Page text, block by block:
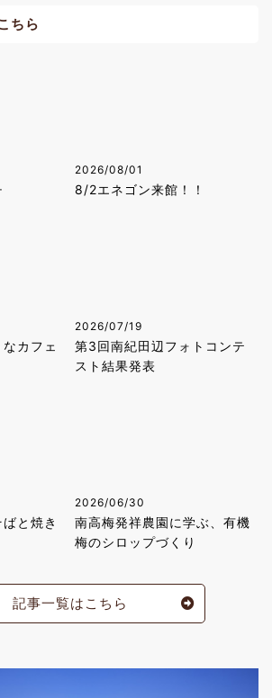
ちら
2026/08/01
8/2エネゴン来館！！
カフェ
2026/07/19
第3回南紀田辺フォトコンテ
スト結果発表
と焼き
2026/06/30
南高梅発祥農園に学ぶ、有機
梅のシロップづくり
記事一覧はこちら